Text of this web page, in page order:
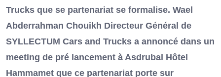
Trucks que se partenariat se formalise. Wael
Abderrahman Chouikh Directeur Général de
SYLLECTUM Cars and Trucks a annoncé dans un
meeting de pré lancement à Asdrubal Hôtel
Hammamet que ce partenariat porte sur